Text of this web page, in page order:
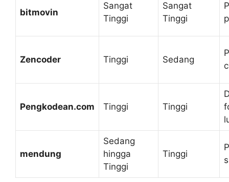
bitmovin
Sangat
Tinggi
Sangat
Tinggi
Zencoder Tinggi Sedang
Pengkodean.com Tinggi Tinggi
mendung
Sedang
hingga
Tinggi
Tinggi